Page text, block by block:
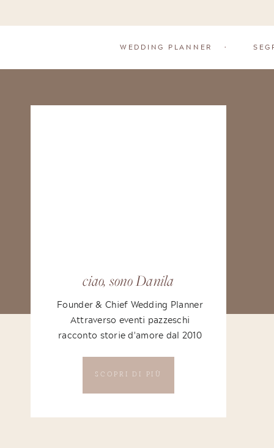
WEDDING PLANNER •
SCOPRI DI PIÙ
Founder & Chief Wedding Planner
Attraverso eventi pazzeschi
racconto storie d'amore dal 2010
ciao, sono Danila